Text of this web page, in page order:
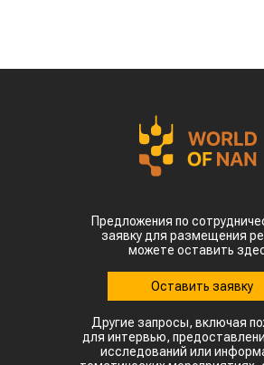
Предложения по
заявку для размещения
можете оставить
Оставить заявку
Другие запросы, включая
для интервью,
исследований или